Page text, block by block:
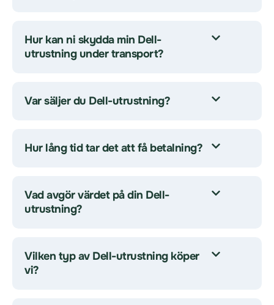
Hur kan ni skydda min Dell-
utrustning under transport?
Var säljer du Dell-utrustning?
Hur lång tid tar det att få betalning?
Vad avgör värdet på din Dell-
utrustning?
Vilken typ av Dell-utrustning köper
vi?